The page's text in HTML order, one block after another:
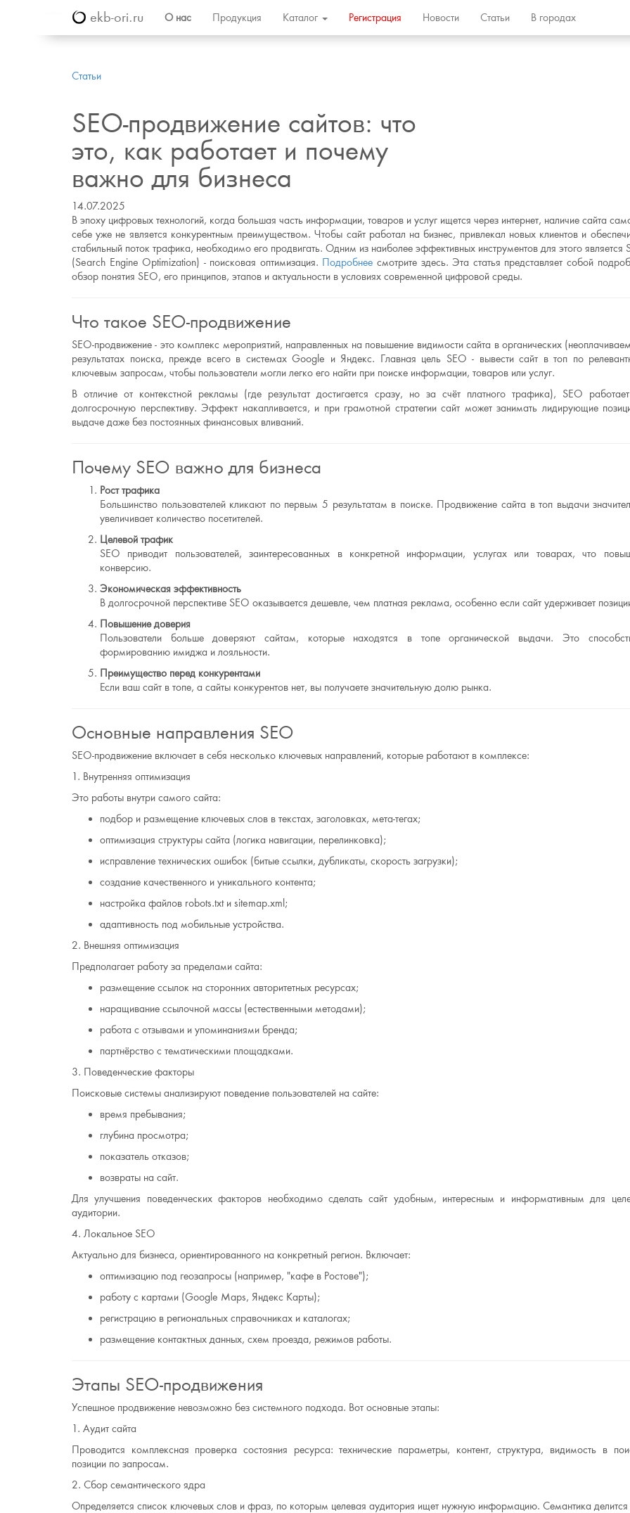
ekb-ori.ru О нас Продукция Каталог Регистрация Новости Статьи В городах
Статьи
SEO-продвижение сайтов: что
это, как работает и почему
важно для бизнеса
14.07.2025
В эпоху цифровых технологий, когда большая часть информации, товаров и услуг ищется через интернет, наличие сайта
себе уже не является конкурентным преимуществом. Чтобы сайт работал на бизнес, привлекал новых клиентов и
стабильный поток трафика, необходимо его продвигать. Одним из наиболее эффективных инструментов для этого является
(Search Engine Optimization) - поисковая оптимизация. Подробнее смотрите здесь. Эта статья представляет собой
обзор понятия SEO, его принципов, этапов и актуальности в условиях современной цифровой среды.
Что такое SEO-продвижение
SEO-продвижение - это комплекс мероприятий, направленных на повышение видимости сайта в органических
результатах поиска, прежде всего в системах Google и Яндекс. Главная цель SEO - вывести сайт в топ по
ключевым запросам, чтобы пользователи могли легко его найти при поиске информации, товаров или услуг.
В отличие от контекстной рекламы (где результат достигается сразу, но за счёт платного трафика), SEO
долгосрочную перспективу. Эффект накапливается, и при грамотной стратегии сайт может занимать лидирующие
выдаче даже без постоянных финансовых вливаний.
Почему SEO важно для бизнеса
Рост трафика
Большинство пользователей кликают по первым 5 результатам в поиске. Продвижение сайта в топ выдачи
увеличивает количество посетителей.
Целевой трафик
SEO приводит пользователей, заинтересованных в конкретной информации, услугах или товарах, что
конверсию.
Экономическая эффективность
В долгосрочной перспективе SEO оказывается дешевле, чем платная реклама, особенно если сайт удерживает
Повышение доверия
Пользователи больше доверяют сайтам, которые находятся в топе органической выдачи. Это
формированию имиджа и лояльности.
Преимущество перед конкурентами
Если ваш сайт в топе, а сайты конкурентов нет, вы получаете значительную долю рынка.
Основные направления SEO
SEO-продвижение включает в себя несколько ключевых направлений, которые работают в комплексе:
1. Внутренняя оптимизация
Это работы внутри самого сайта:
подбор и размещение ключевых слов в текстах, заголовках, мета-тегах;
оптимизация структуры сайта (логика навигации, перелинковка);
исправление технических ошибок (битые ссылки, дубликаты, скорость загрузки);
создание качественного и уникального контента;
настройка файлов robots.txt и sitemap.xml;
адаптивность под мобильные устройства.
2. Внешняя оптимизация
Предполагает работу за пределами сайта:
размещение ссылок на сторонних авторитетных ресурсах;
наращивание ссылочной массы (естественными методами);
работа с отзывами и упоминаниями бренда;
партнёрство с тематическими площадками.
3. Поведенческие факторы
Поисковые системы анализируют поведение пользователей на сайте:
время пребывания;
глубина просмотра;
показатель отказов;
возвраты на сайт.
Для улучшения поведенческих факторов необходимо сделать сайт удобным, интересным и информативным для
аудитории.
4. Локальное SEO
Актуально для бизнеса, ориентированного на конкретный регион. Включает:
оптимизацию под геозапросы (например, "кафе в Ростове");
работу с картами (Google Maps, Яндекс Карты);
регистрацию в региональных справочниках и каталогах;
размещение контактных данных, схем проезда, режимов работы.
Этапы SEO-продвижения
Успешное продвижение невозможно без системного подхода. Вот основные этапы:
1. Аудит сайта
Проводится комплексная проверка состояния ресурса: технические параметры, контент, структура, видимость в
позиции по запросам.
2. Сбор семантического ядра
Определяется список ключевых слов и фраз, по которым целевая аудитория ищет нужную информацию. Семантика